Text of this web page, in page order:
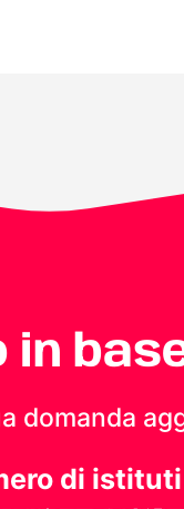
domanda
di